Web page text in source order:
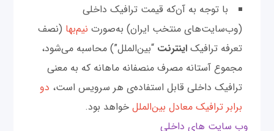
با توجه به آن‌که قیمت ترافیک داخلی
(وب‌سایت‌های منتخب ایران) به‌صورت نیم‌بها (نصف
تعرفه ترافیک اینترنت “بین‌الملل”) محاسبه می‌شود،
مجموع آستانه مصرف منصفانه ماهانه که به معنی
ترافیک داخلی قابل استفاده‌ی هر سرویس است، دو
برابر ترافیک معادل بین‌الملل خواهد بود.
وب سایت های داخلی